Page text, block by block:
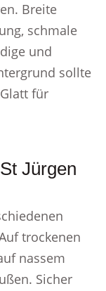
Breite
schmale
und
sollte
für
Jürgen
trockenen
nassem
Sicher